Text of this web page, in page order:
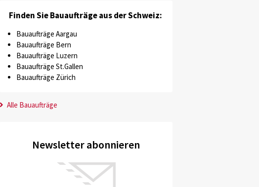
Finden Sie Bauaufträge aus der Schweiz:
Bauaufträge Aargau
Bauaufträge Bern
Bauaufträge Luzern
Bauaufträge St.Gallen
Bauaufträge Zürich
Alle Bauaufträge
Newsletter abonnieren